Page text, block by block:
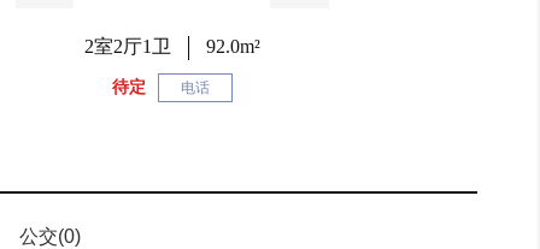
2室2厅1卫 92.0m²
待定 电话
公交(0)